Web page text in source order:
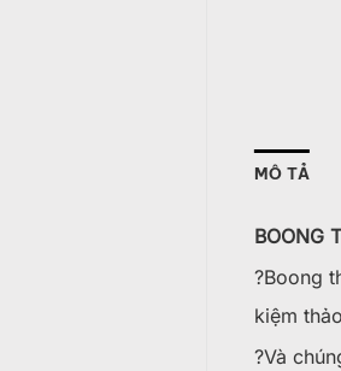
MÔ TẢ
BOONG
?Boong
kiệm
?Và